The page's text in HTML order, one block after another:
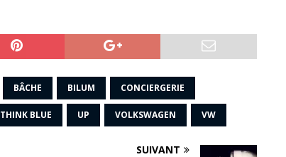
BÂCHE BILUM CONCIERGERIE
THINK BLUE UP VOLKSWAGEN VW
SUIVANT